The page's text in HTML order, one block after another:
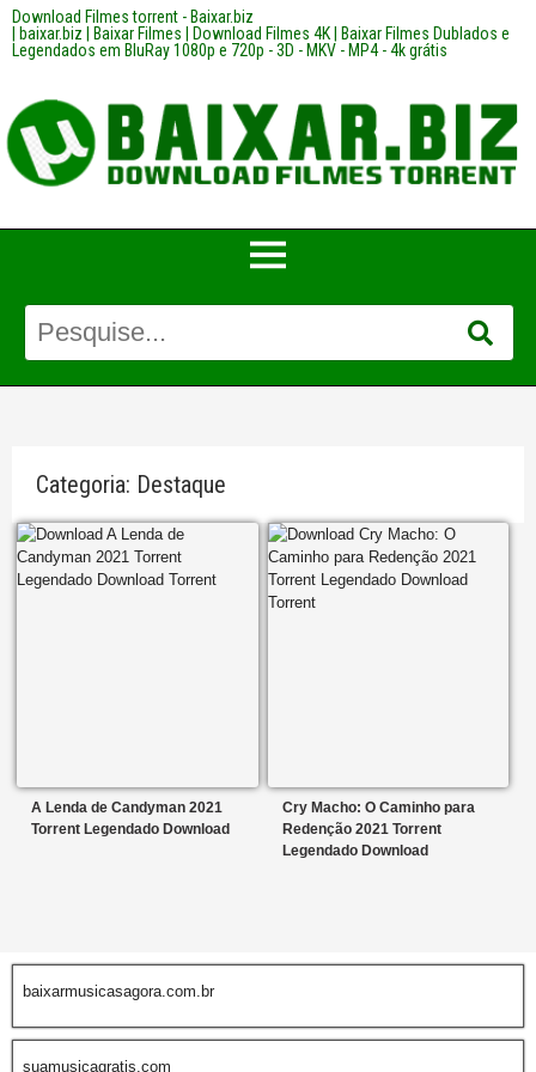
Download Filmes torrent - Baixar.biz
| baixar.biz | Baixar Filmes | Download Filmes 4K | Baixar Filmes Dublados e
Legendados em BluRay 1080p e 720p - 3D - MKV - MP4 - 4k grátis
Categoria: Destaque
A Lenda de Candyman 2021
Torrent Legendado Download
Cry Macho: O Caminho para
Redenção 2021 Torrent
Legendado Download
baixarmusicasagora.com.br
suamusicagratis.com